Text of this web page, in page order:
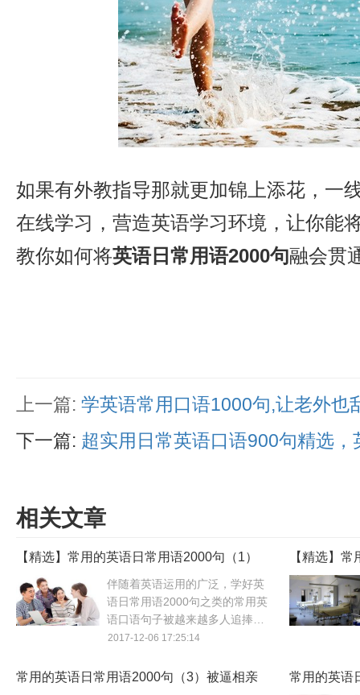
如果有外教指导那就更加锦上添花，一
在线学习，营造英语学习环境，让你能
教你如何将英语日常用语2000句融会贯
上一篇: 学英语常用口语1000句,让老外也
下一篇: 超实用日常英语口语900句精选，
相关文章
【精选】常用的英语日常用语2000句（1）
通用句子
伴随着英语运用的广泛，学好英
语日常用语2000句之类的常用英
语口语句子被越来越多人追捧。
英语日常用语涉及哪些呢？且看
2000句。
2017-12-06 17:25:14
【精选】
住院、休息
常用的英语日常用语2000句（3）被逼相亲
常用的英语